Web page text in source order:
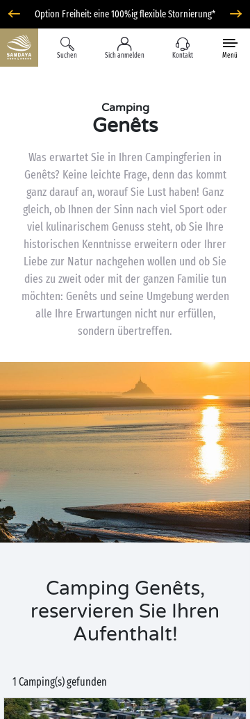
Option Freiheit: eine 100%ig flexible Stornierung*
Suchen Sich anmelden Kontakt Menü
Camping
Genêts
Was erwartet Sie in Ihren Campingferien in
Genêts? Keine leichte Frage, denn das kommt
ganz darauf an, worauf Sie Lust haben! Ganz
gleich, ob Ihnen der Sinn nach viel Sport oder
viel kulinarischem Genuss steht, ob Sie Ihre
historischen Kenntnisse erweitern oder Ihrer
Liebe zur Natur nachgehen wollen und ob Sie
dies zu zweit oder mit der ganzen Familie tun
möchten: Genêts und seine Umgebung werden
alle Ihre Erwartungen nicht nur erfüllen,
sondern übertreffen.
Camping Genêts,
reservieren Sie Ihren
Aufenthalt!
1 Camping(s) gefunden